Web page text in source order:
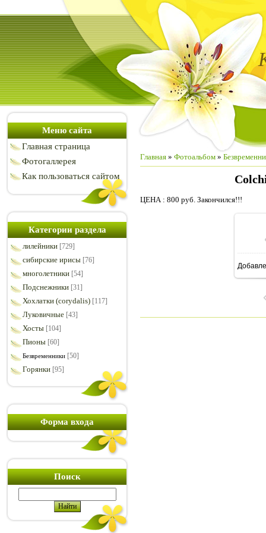
Меню сайта
Главная страница
Фотогаллерея
Как пользоваться сайтом
Категории раздела
лилейники [729]
сибирские ирисы [76]
многолетники [54]
Подснежники [31]
Хохлатки (corydalis) [117]
Луковичные [43]
Хосты [104]
Пионы [60]
Безвременники [50]
Горянки [95]
Форма входа
Поиск
Главная » Фотоальбом »
ЦЕНА : 800 руб. Закончился!!!